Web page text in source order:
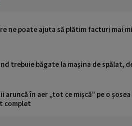
ne poate ajuta să plătim facturi mai
trebuie băgate la mașina de spălat,
aruncă în aer „tot ce mișcă” pe o
complet